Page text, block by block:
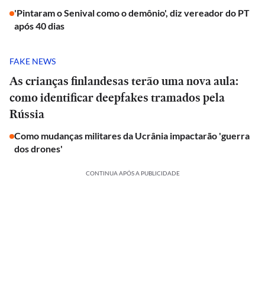
'Pintaram o Senival como o demônio', diz vereador do PT
após 40 dias
FAKE NEWS
As crianças finlandesas terão uma nova aula:
como identificar deepfakes tramados pela
Rússia
Como mudanças militares da Ucrânia impactarão 'guerra
dos drones'
CONTINUA APÓS A PUBLICIDADE